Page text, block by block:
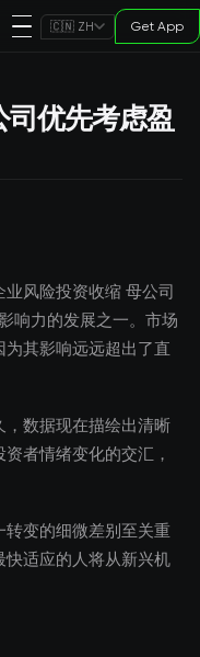
🇨🇳 ZH Get App
优先考虑盈
风险投资收缩 母公司
响力的发展之一。市场
其影响远远超出了直
数据现在描绘出清晰
者情绪变化的交汇，
变的细微差别至关重
适应的人将从新兴机